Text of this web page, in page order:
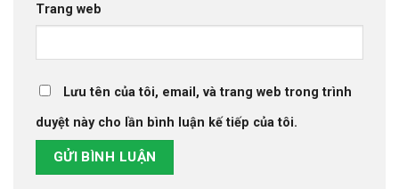
Trang web
Lưu tên của tôi, email, và trang web trong trình
duyệt này cho lần bình luận kế tiếp của tôi.